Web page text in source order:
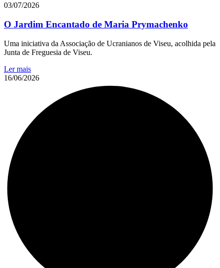
03/07/2026
O Jardim Encantado de Maria Prymachenko
Uma iniciativa da Associação de Ucranianos de Viseu, acolhida pela
Junta de Freguesia de Viseu.
Ler mais
16/06/2026